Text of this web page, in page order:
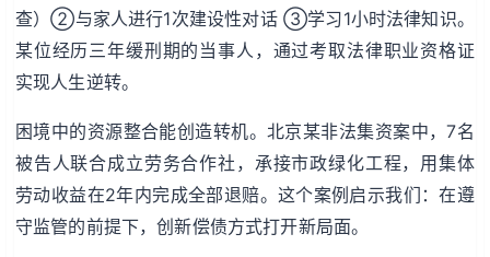
查）②与家人进行1次建设性对话 ③学习1小时法律知识。
某位经历三年缓刑期的当事人，通过考取法律职业资格证
实现人生逆转。
困境中的资源整合能创造转机。北京某非法集资案中，7名
被告人联合成立劳务合作社，承接市政绿化工程，用集体
劳动收益在2年内完成全部退赔。这个案例启示我们：在遵
守监管的前提下，创新偿债方式打开新局面。